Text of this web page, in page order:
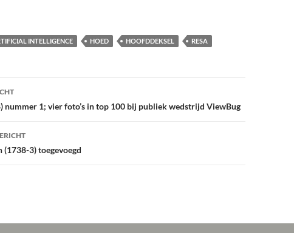
INTELLIGENCE HOED HOOFDDEKSEL RESA
nummer 1; vier foto’s in top 100 bij publiek wedstrijd ViewBug
3) toegevoegd